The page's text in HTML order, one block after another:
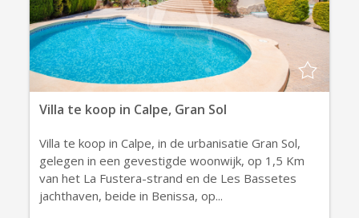
Villa te koop in Calpe, Gran Sol
Villa te koop in Calpe, in de urbanisatie Gran Sol,
gelegen in een gevestigde woonwijk, op 1,5 Km
van het La Fustera-strand en de Les Bassetes
jachthaven, beide in Benissa, op...